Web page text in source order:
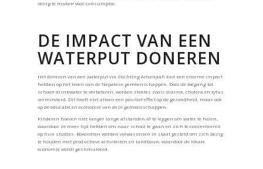
veilig te maken voor consumptie.
DE IMPACT VAN EEN
WATERPUT DONEREN
Het doneren van een waterput via Stichting Amanaah kan een enorme impact
hebben op het leven van de Nepalese gemeenschappen. Door de toegang tot
schoon drinkwater te verbeteren, worden ziektes zoals diarree, cholera en tyfus
verminderd. Dit heeft niet alleen een positief effect op de gezondheid, maar ook
op de educatie en economie van deze gemeenschappen.
Kinderen hoeven niet langer lange afstanden af te leggen om water te halen,
waardoor ze meer tijd hebben om naar school te gaan en zich te concentreren
op hun studies. Bovendien worden volwassenen in staat gesteld om zich bezig
te houden met productieve activiteiten en landbouw, waardoor de lokale
economie wordt gestimuleerd.